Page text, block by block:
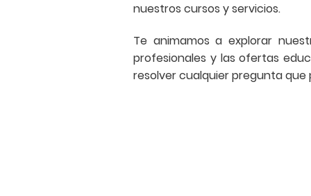
nuestros cursos y servicios.
Te animamos a explorar
profesionales y las ofertas
resolver cualquier pregunta que